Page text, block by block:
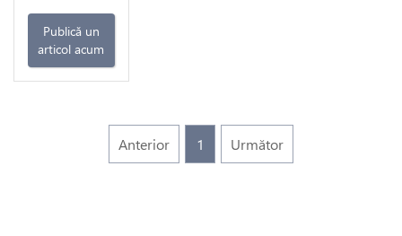
Publică un
articol acum
Anterior 1 Următor